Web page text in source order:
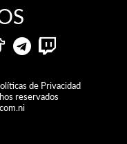
de Privacidad
reservados